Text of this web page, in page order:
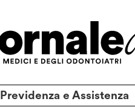
Previdenza e Assistenza